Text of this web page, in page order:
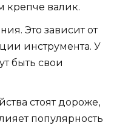
крепче валик.
Это зависит от
инструмента. У
быть свои
стоят дороже,
популярность